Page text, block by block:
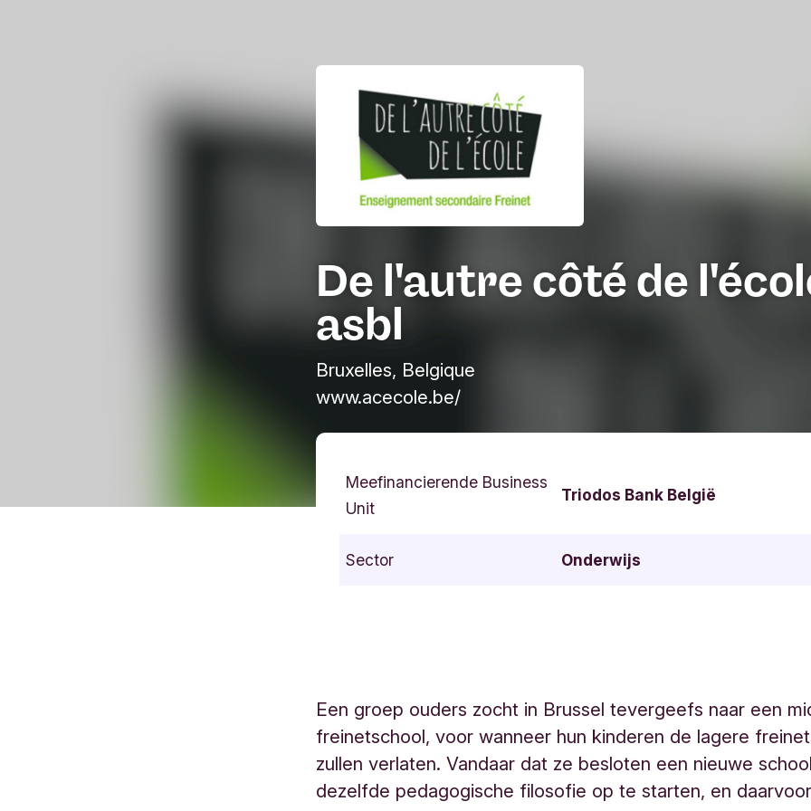
De l'autre côté de
asbl
Bruxelles, Belgique
www.acecole.be/
Meefinancierende Business
Unit
Triodos Bank België
Sector Onderwijs
Een groep ouders zocht in Brussel tevergeefs naar een
freinetschool, voor wanneer hun kinderen de lagere
zullen verlaten. Vandaar dat ze besloten een nieuwe
dezelfde pedagogische filosofie op te starten, en